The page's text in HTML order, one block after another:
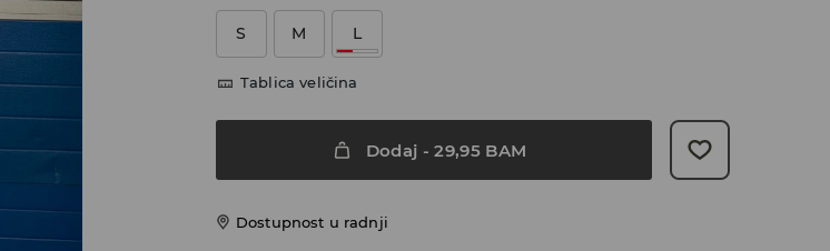
S M L
Tablica veličina
Dodaj -29,95 BAM
Dostupnost u radnji